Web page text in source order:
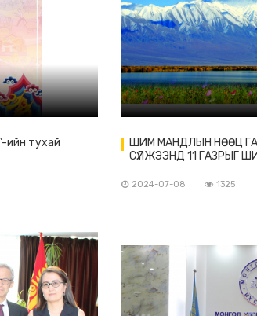
ийн тухай
ШИМ МАНДЛЫН НӨӨЦ
СҮЛЖЭЭНД 11 ГАЗРЫГ
2024-07-08 1325